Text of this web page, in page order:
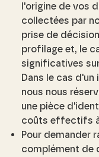
l'origine de vos
collectées par
prise de
profilage et, le
significatives
Dans le cas
nous nous
une pièce
coûts effectifs
Pour demander
complément de